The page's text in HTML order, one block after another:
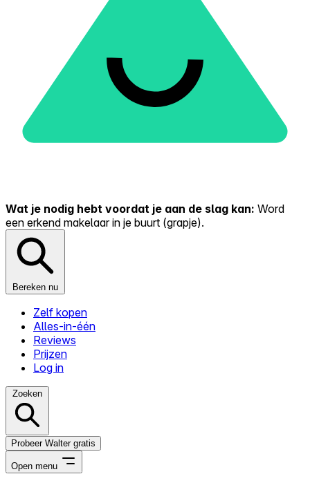
Wat je nodig hebt voordat je aan de slag kan: Word
een erkend makelaar in je buurt (grapje).
Bereken nu
Zelf kopen
Alles-in-één
Reviews
Prijzen
Log in
Zoeken
Probeer Walter gratis
Open menu